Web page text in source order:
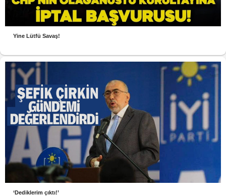
Yine Lütfü Savaş!
‘Dediklerim çıktı!’